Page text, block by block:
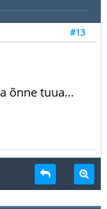
#13
õnne tuua...